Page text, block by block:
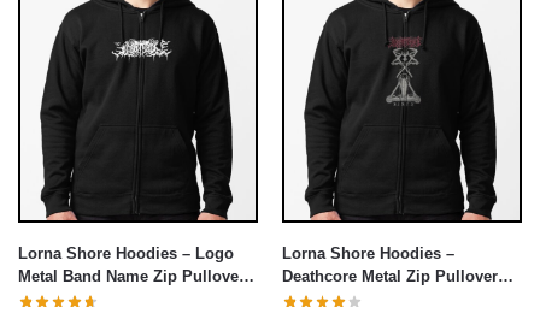
Lorna Shore Hoodies – Logo
Metal Band Name Zip Pullover
Hoodie
Lorna Shore Hoodies –
Deathcore Metal Zip Pullover
Hoodie